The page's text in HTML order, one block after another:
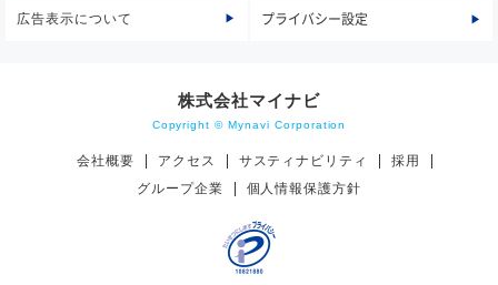
広告表示について プライバシー設定
株式会社マイナビ
Copyright © Mynavi Corporation
会社概要 アクセス サスティナビリティ
採用
グループ企業
個人情報保護方針